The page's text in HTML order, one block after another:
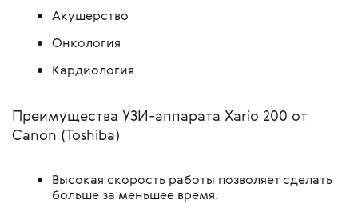
Акушерство
Онкология
Кардиология
Преимущества УЗИ-аппарата Xario 200 от
Canon (Toshiba)
Высокая скорость работы позволяет сделать
больше за меньшее время.